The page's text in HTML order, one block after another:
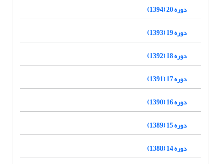
دوره 20 (1394)
دوره 19 (1393)
دوره 18 (1392)
دوره 17 (1391)
دوره 16 (1390)
دوره 15 (1389)
دوره 14 (1388)